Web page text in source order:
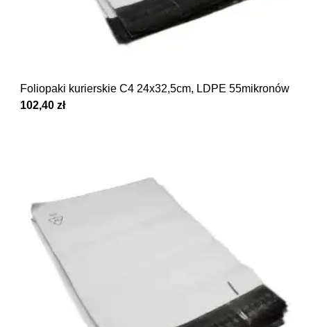
Foliopaki kurierskie C4 24x32,5cm, LDPE 55mikronów
102,40 zł